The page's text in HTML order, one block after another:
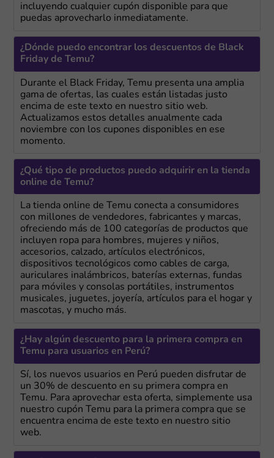
incluyendo cualquier cupón disponible para que
puedas aprovecharlo inmediatamente.
¿Dónde puedo encontrar los descuentos de Black
Friday de Temu?
Durante el Black Friday, Temu presenta una amplia
gama de ofertas, las cuales están listadas justo
encima de este texto en nuestro sitio web.
Actualizamos estos detalles anualmente cada
noviembre con los cupones disponibles en ese
momento.
¿Qué tipo de productos puedo adquirir en la tienda
online de Temu?
La tienda online de Temu conecta a consumidores
con millones de vendedores, fabricantes y marcas,
ofreciendo más de 100 categorías de productos que
incluyen ropa para hombres, mujeres y niños,
accesorios, calzado, artículos electrónicos,
dispositivos tecnológicos como cables de carga,
auriculares inalámbricos, baterías externas, fundas
para móviles y consolas portátiles, instrumentos
musicales, juguetes, joyería, artículos para el hogar y
mascotas, y mucho más.
¿Hay algún descuento para la primera compra en
Temu para usuarios en Perú?
Sí, los nuevos usuarios en Perú pueden disfrutar de
un 30% de descuento en su primera compra en
Temu. Para aprovechar esta oferta, simplemente usa
nuestro cupón Temu para la primera compra que se
encuentra encima de este texto en nuestro sitio
web.